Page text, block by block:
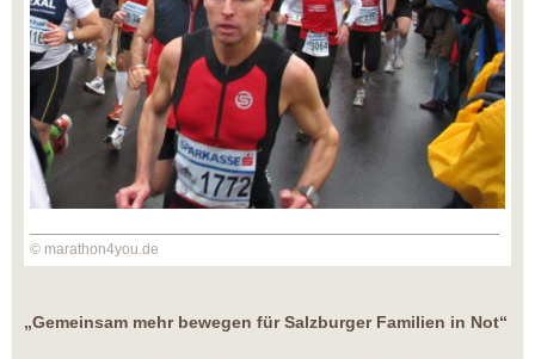
© marathon4you.de
„Gemeinsam mehr bewegen für Salzburger Familien in Not“